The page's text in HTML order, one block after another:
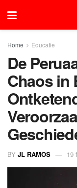
Home Educatie
De
Chaos in
BY JL RAMOS 19